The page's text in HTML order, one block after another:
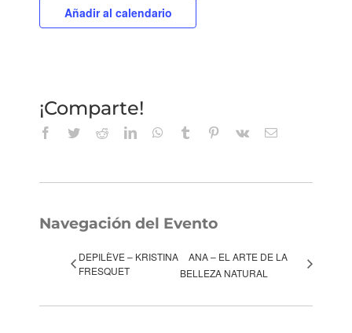
Añadir al calendario
¡Comparte!
Facebook
TwitterRedditLinkedInWhatsApp
Tumblr Pinterest
Vk
Correo
Navegación del Evento
DEPILÈVE – KRISTINA
FRESQUET
ANA – EL ARTE DE LA
BELLEZA NATURAL